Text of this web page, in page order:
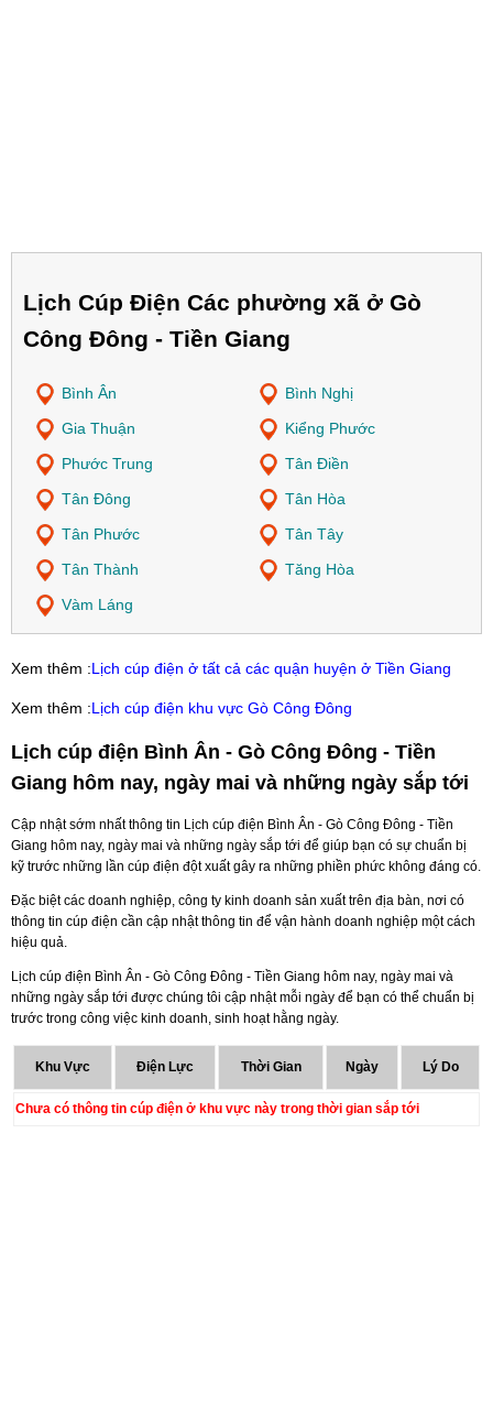
Lịch Cúp Điện Các phường xã ở Gò
Công Đông - Tiền Giang
Bình Ân
Bình Nghị
Gia Thuận
Kiểng Phước
Phước Trung
Tân Điền
Tân Đông
Tân Hòa
Tân Phước
Tân Tây
Tân Thành
Tăng Hòa
Vàm Láng
Xem thêm :Lịch cúp điện ở tất cả các quận huyện ở Tiền Giang
Xem thêm :Lịch cúp điện khu vực Gò Công Đông
Lịch cúp điện Bình Ân - Gò Công Đông - Tiền
Giang hôm nay, ngày mai và những ngày sắp tới
Cập nhật sớm nhất thông tin Lịch cúp điện Bình Ân - Gò Công Đông - Tiền
Giang hôm nay, ngày mai và những ngày sắp tới để giúp bạn có sự chuẩn bị
kỹ trước những lần cúp điện đột xuất gây ra những phiền phức không đáng có.
Đặc biệt các doanh nghiệp, công ty kinh doanh sản xuất trên địa bàn, nơi có
thông tin cúp điện cần cập nhật thông tin để vận hành doanh nghiệp một cách
hiệu quả.
Lịch cúp điện Bình Ân - Gò Công Đông - Tiền Giang hôm nay, ngày mai và
những ngày sắp tới được chúng tôi cập nhật mỗi ngày để bạn có thể chuẩn bị
trước trong công việc kinh doanh, sinh hoạt hằng ngày.
Khu Vực Điện Lực Thời Gian Ngày Lý Do
Chưa có thông tin cúp điện ở khu vực này trong thời gian sắp tới